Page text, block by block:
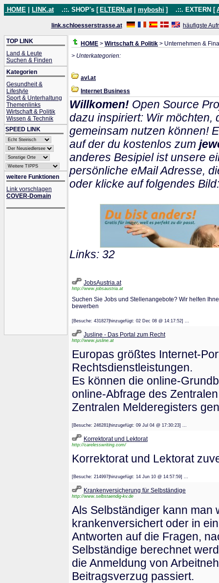
HOME LINK.at .::. SHOP's [ ELTERN.at myboshi ] .::. EXTERN [
link.schloesserstrasse.at häufigste
TOP LINK
Land & Leute
Suchen & Finden
Kategorien
Gesundheit &
Lifestyle
Sport & Unterhaltung
Themenlinks
Wirtschaft & Politik
Wissen & Technik
SPEED LINK
weitere Funktionen
Link vorschlagen
COVER-Domain
HOME > Wirtschaft & Politik > Unternehmen &
> Unterkategorien:
avl.at
Internet Business
Willkomen! Open Source
dazu inspiriert: Wir möchten,
gemeinsam nutzen können!
auf der du kostenlos zum
anderes Besipiel ist unsere
persönliche eMail Adresse,
oder klicke auf folgendes Bild:
Links: 32
JobsAustria.at
http://www.jobsaustria.at
Suchen Sie Jobs und Stellenangebote? Wir helfen
bewerben
[Besuche: 431827|hinzugefügt: 02 Dec 08 @ 14:17:52] ...
Jusline - Das Portal zum Recht
http://www.jusline.at
Europas größtes Internet-
Rechtsdienstleistungen.
Es können die online-
online-Abfrage des
Zentralen Melderegisters
[Besuche: 246281|hinzugefügt: 09 Jul 04 @ 17:30:23] ...
Korrektorat und Lektorat
http://carelesswriting.com/
Korrektorat und Lektorat
[Besuche: 214997|hinzugefügt: 14 Jun 10 @ 14:57:59] ...
Krankenversicherung für Selbständige
http://www.selbstaendig-kv.de
Als Selbständiger kann man
krankenversichert oder in
Antworten auf die Fragen,
Selbständige berechnet
die Anmeldung von
Beitragsverzug passiert.